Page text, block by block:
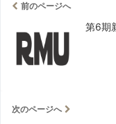
前のページへ
第6期
次のページへ